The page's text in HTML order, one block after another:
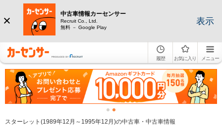
中古車情報カーセンサー
Recruit Co., Ltd.
無料 － Google Play
表示
履歴 お気に入り メニュー
スターレット(1989年12月～1995年12月)の中古車・中古車情報